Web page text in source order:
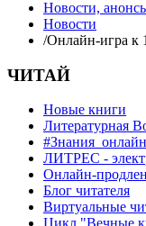
Новости,
Новости
/Онлайн-игра к
ЧИТАЙ
Новые книги
Литературная
#Знания_онлайн
ЛИТРЕС -
Онлайн-
Блог читателя
Виртуальные